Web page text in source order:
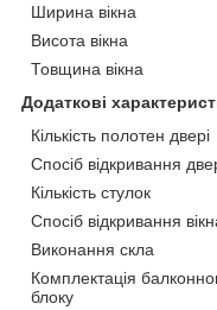
Ширина вікна
Висота вікна
Товщина вікна
Додаткові
Кількість полотен двері
Спосіб відкривання
Кількість стулок
Спосіб відкривання
Виконання скла
Комплектація
блоку